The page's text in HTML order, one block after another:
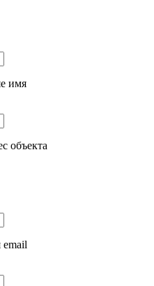
имя
объекта